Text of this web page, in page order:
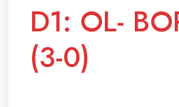
D1: OL-
(3-0)